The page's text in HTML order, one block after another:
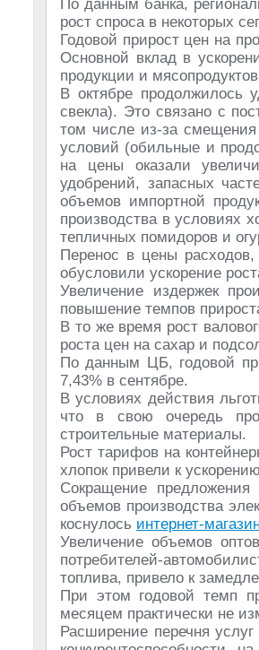
По данным банка,
рост спроса в некоторых
Годовой прирост цен на
Основной вклад в
продукции и
В октябре продолжилось
свекла). Это связано с
том числе из-за смещения
условий (обильные и
на цены оказали
удобрений, запасных
объемов импортной
производства в условиях
тепличных помидоров и
Перенос в цены
обусловили ускорение
Увеличение издержек
повышение темпов
В то же время рост
роста цен на сахар и
По данным ЦБ, годовой
7,43% в сентябре.
В условиях действия
что в свою очередь
строительные материалы.
Рост тарифов на
хлопок привели к
Сокращение
объемов производства
коснулось интернет-
Увеличение объемов
потребителей-
топлива, привело к
При этом годовой темп
месяцем практически не
Расширение перечня